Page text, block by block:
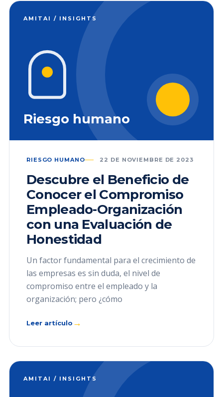
AMITAI / INSIGHTS
Riesgo humano
RIESGO HUMANO 22 DE NOVIEMBRE DE 2023
Descubre el Beneficio de
Conocer el Compromiso
Empleado-Organización
con una Evaluación de
Honestidad
Un factor fundamental para el crecimiento de
las empresas es sin duda, el nivel de
compromiso entre el empleado y la
organización; pero ¿cómo
Leer artículo →
AMITAI / INSIGHTS